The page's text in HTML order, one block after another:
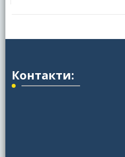
Контакти: